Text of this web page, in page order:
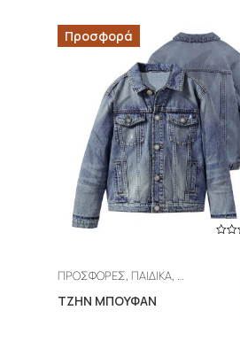
Προσφορά
ΠΡΟΣΦΟΡΕΣ, ΠΑΙΔΙΚΑ, Μπουφάν
ΤΖΗΝ ΜΠΟΥΦΑΝ